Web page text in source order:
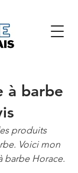
à barbe
produits
Voici mon
barbe Horace.